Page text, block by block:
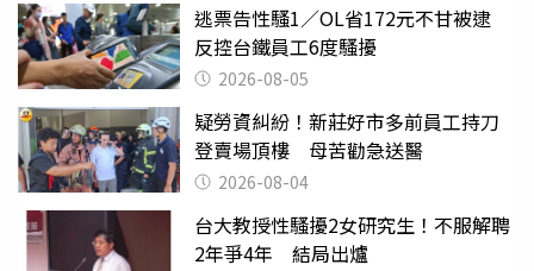
逃票告性騷1／OL省172元不甘被逮
反控台鐵員工6度騷擾
2026-08-05
疑勞資糾紛！新莊好市多前員工持刀
登賣場頂樓 母苦勸急送醫
2026-08-04
台大教授性騷擾2女研究生！不服解聘
2年爭4年 結局出爐